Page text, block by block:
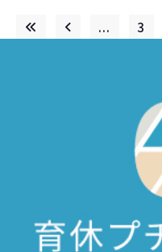
... 3